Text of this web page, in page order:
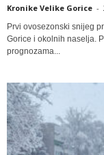
Kronike Velike Gorice -
Prvi ovosezonski snijeg
Gorice i okolnih naselja.
prognozama...